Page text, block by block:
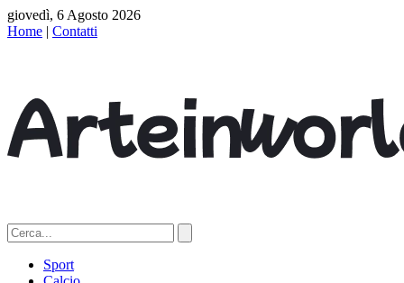
giovedì, 6 Agosto 2026
Home | Contatti
Sport